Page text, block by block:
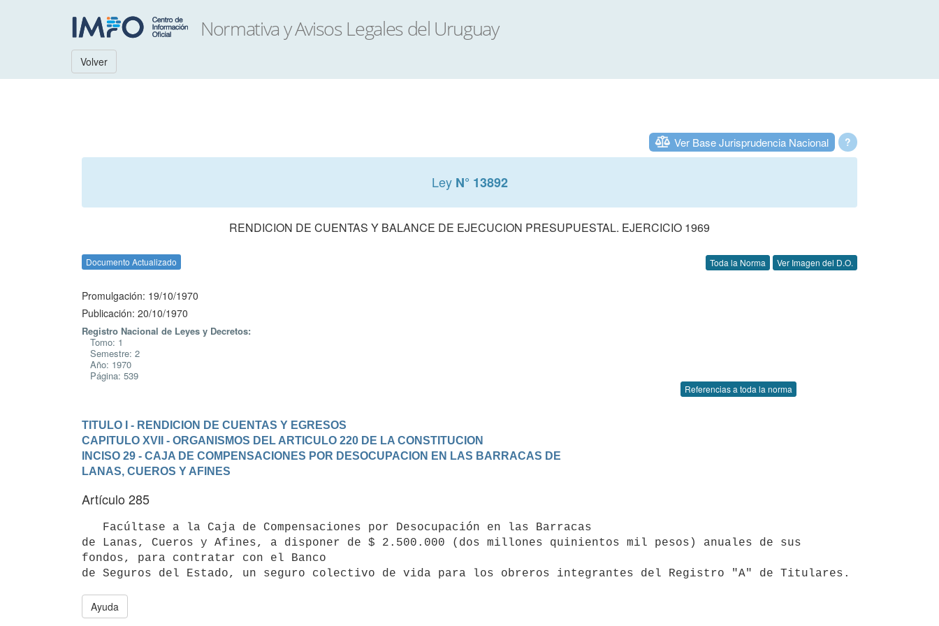
Volver
?
Ver Base Jurisprudencia Nacional
Ley N° 13892
RENDICION DE CUENTAS Y BALANCE DE EJECUCION PRESUPUESTAL. EJERCICIO 1969
Documento Actualizado Toda la Norma Ver Imagen del D.O.
Promulgación: 19/10/1970
Publicación: 20/10/1970
Registro Nacional de Leyes y Decretos:
Tomo: 1
Semestre: 2
Año: 1970
Página: 539
Referencias a toda la norma
TITULO I - RENDICION DE CUENTAS Y EGRESOS
CAPITULO XVII - ORGANISMOS DEL ARTICULO 220 DE LA CONSTITUCION
INCISO 29 - CAJA DE COMPENSACIONES POR DESOCUPACION EN LAS BARRACAS DE
LANAS, CUEROS Y AFINES
Artículo 285
de Lanas, Cueros y Afines, a disponer de $ 2.500.000 (dos millones quinientos mil pesos) anuales de sus
fondos, para contratar con el Banco
de Seguros del Estado, un seguro colectivo de vida para los obreros integrantes del Registro "A" de Titulares.
Ayuda